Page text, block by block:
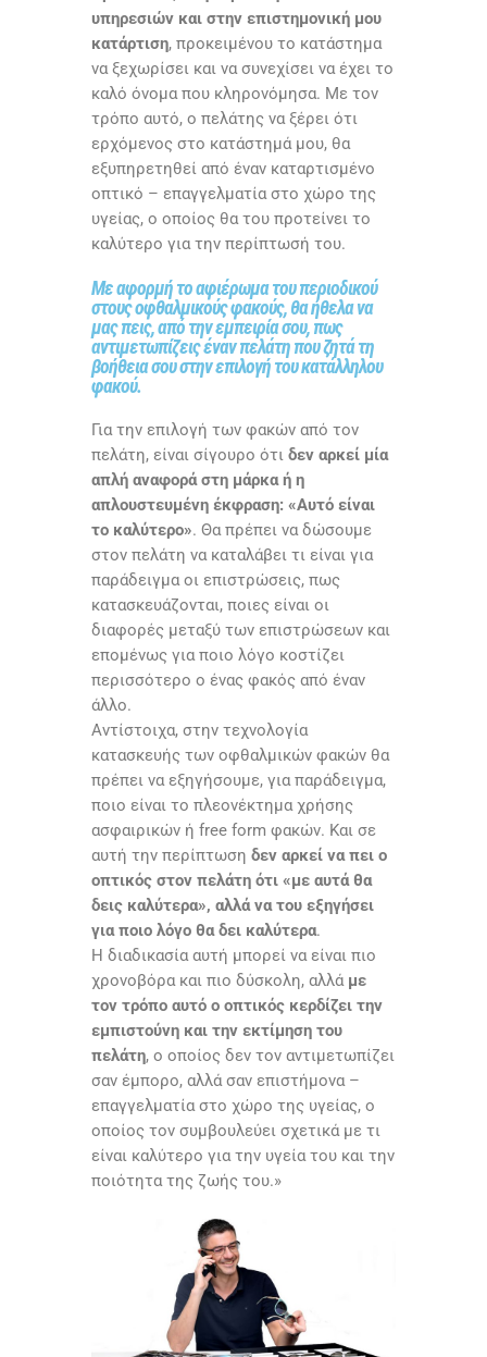
υπηρεσιών και στην επιστημονική μου
κατάρτιση, προκειμένου το κατάστημα
να ξεχωρίσει και να συνεχίσει να έχει το
καλό όνομα που κληρονόμησα. Με τον
τρόπο αυτό, ο πελάτης να ξέρει ότι
ερχόμενος στο κατάστημά μου, θα
εξυπηρετηθεί από έναν καταρτισμένο
οπτικό – επαγγελματία στο χώρο της
υγείας, ο οποίος θα του προτείνει το
καλύτερο για την περίπτωσή του.
Με αφορμή το αφιέρωμα του περιοδικού
στους οφθαλμικούς φακούς, θα ήθελα να
μας πεις, από την εμπειρία σου, πως
αντιμετωπίζεις έναν πελάτη που ζητά τη
βοήθεια σου στην επιλογή του κατάλληλου
φακού.
Για την επιλογή των φακών από τον
πελάτη, είναι σίγουρο ότι δεν αρκεί μία
απλή αναφορά στη μάρκα ή η
απλουστευμένη έκφραση: «Aυτό είναι
το καλύτερο». Θα πρέπει να δώσουμε
στον πελάτη να καταλάβει τι είναι για
παράδειγμα οι επιστρώσεις, πως
κατασκευάζονται, ποιες είναι οι
διαφορές μεταξύ των επιστρώσεων και
επομένως για ποιο λόγο κοστίζει
περισσότερο ο ένας φακός από έναν
άλλο.
Αντίστοιχα, στην τεχνολογία
κατασκευής των οφθαλμικών φακών θα
πρέπει να εξηγήσουμε, για παράδειγμα,
ποιο είναι το πλεονέκτημα χρήσης
ασφαιρικών ή free form φακών. Και σε
αυτή την περίπτωση δεν αρκεί να πει ο
οπτικός στον πελάτη ότι «με αυτά θα
δεις καλύτερα», αλλά να του εξηγήσει
για ποιο λόγο θα δει καλύτερα.
Η διαδικασία αυτή μπορεί να είναι πιο
χρονοβόρα και πιο δύσκολη, αλλά με
τον τρόπο αυτό ο οπτικός κερδίζει την
εμπιστούνη και την εκτίμηση του
πελάτη, ο οποίος δεν τον αντιμετωπίζει
σαν έμπορο, αλλά σαν επιστήμονα –
επαγγελματία στο χώρο της υγείας, ο
οποίος τον συμβουλεύει σχετικά με τι
είναι καλύτερο για την υγεία του και την
ποιότητα της ζωής του.»